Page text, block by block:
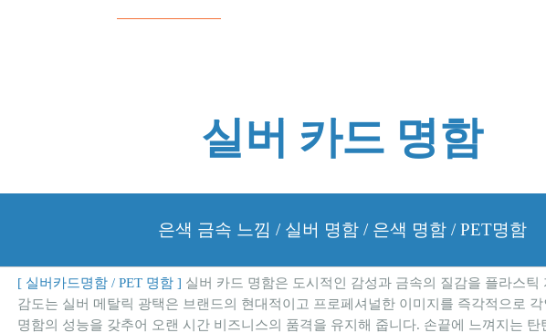
실버 카드 명함
은색 금속 느낌 / 실버 명함 / 은색 명함 / PET명함
[ 실버카드명함 / PET 명함 ] 실버 카드 명함은 도시적인 감성과 금속의 질감을 플라스
감도는 실버 메탈릭 광택은 브랜드의 현대적이고 프로페셔널한 이미지를 즉각적으로
명함의 성능을 갖추어 오랜 시간 비즈니스의 품격을 유지해 줍니다. 손끝에 느껴지는